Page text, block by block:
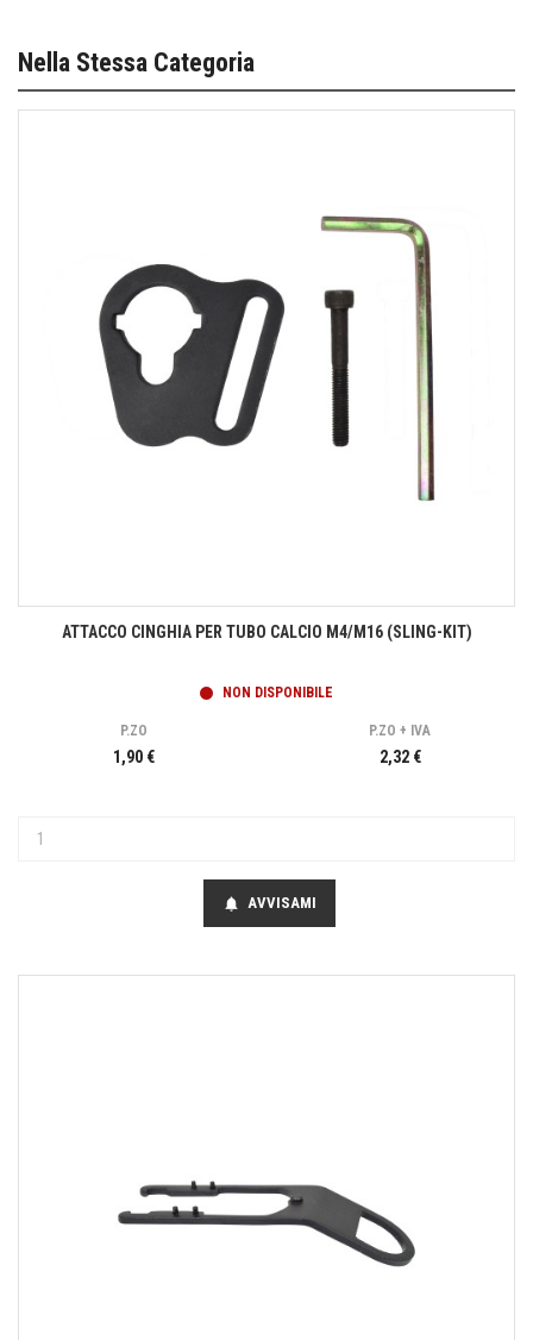
Nella Stessa Categoria
ATTACCO CINGHIA PER TUBO CALCIO M4/M16 (SLING-KIT)
NON DISPONIBILE
P.ZO
1,90 €
P.ZO + IVA
2,32 €
notifications AVVISAMI